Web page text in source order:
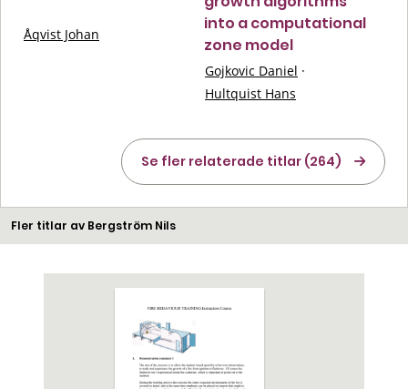
Åqvist Johan
into a computational
zone model
Gojkovic Daniel ·
Hultquist Hans
Se fler relaterade titlar (264)
Fler titlar av Bergström Nils